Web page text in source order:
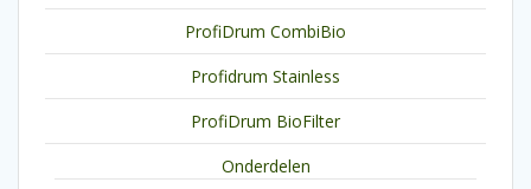
ProfiDrum CombiBio
Profidrum Stainless
ProfiDrum BioFilter
Onderdelen